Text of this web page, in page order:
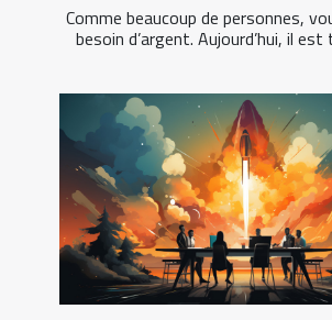
Comme beaucoup de personnes,
besoin d’argent. Aujourd’hui, il